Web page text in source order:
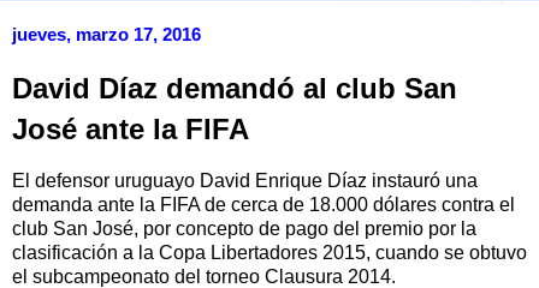
jueves, marzo 17, 2016
David Díaz demandó al club San
José ante la FIFA
El defensor uruguayo David Enrique Díaz instauró una
demanda ante la FIFA de cerca de 18.000 dólares contra el
club San José, por concepto de pago del premio por la
clasificación a la Copa Libertadores 2015, cuando se obtuvo
el subcampeonato del torneo Clausura 2014.